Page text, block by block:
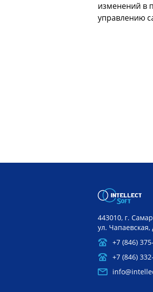
документах
изменений в
управлению
443010, г.
ул. Чапаевская,
+7 (846)
+7 (846)